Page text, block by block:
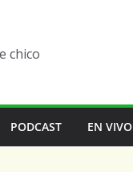
chico
PODCAST EN VIVO